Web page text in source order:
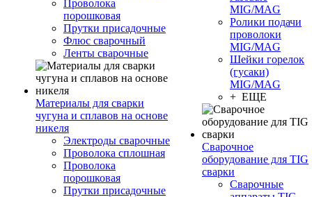
Проволока
порошковая
Прутки присадочные
Флюс сварочный
Ленты сварочные
Материалы для сварки
чугуна и сплавов на основе
никеля
Электроды сварочные
Проволока сплошная
Проволока
порошковая
Прутки присадочные
MIG/MAG
Ролики подачи
проволоки
MIG/MAG
Шейки горелок
(гусаки)
MIG/MAG
+ ЕЩЕ
Сварочное
оборудование для TIG
сварки
Сварочные